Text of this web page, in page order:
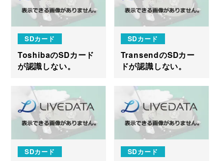
SDカード
ToshibaのSDカード
が認識しない。
SDカード
TransendのSDカー
ドが認識しない。
SDカード SDカード